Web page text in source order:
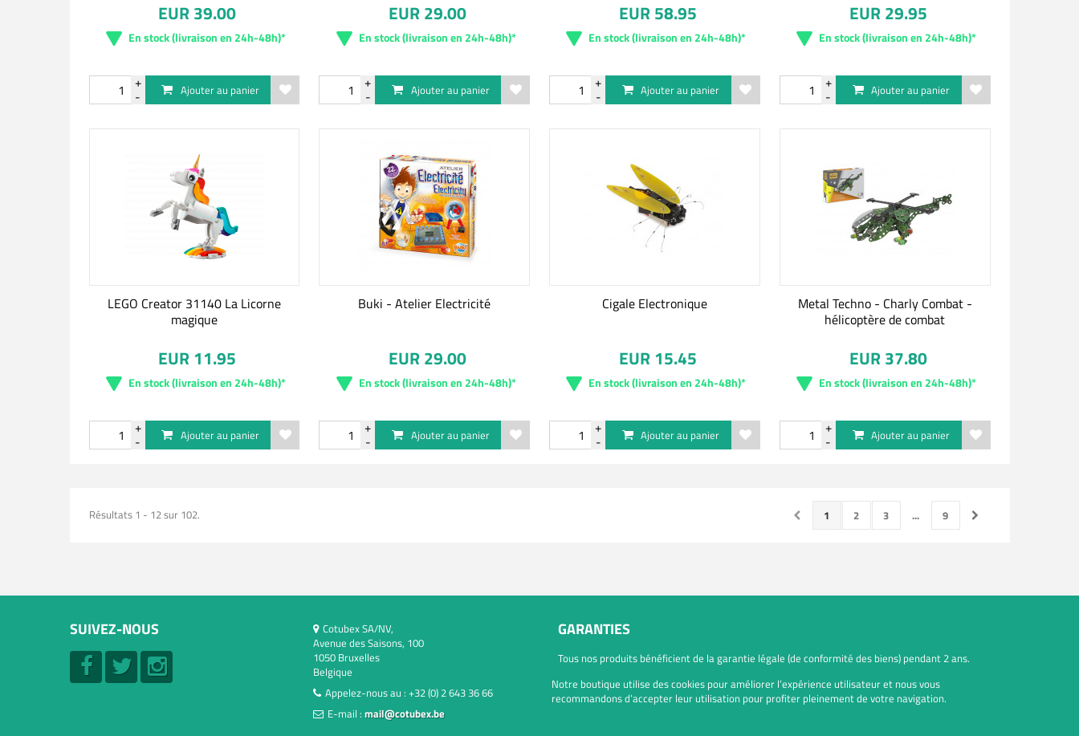
EUR 39.00
En stock (livraison en 24h-48h)*
Ajouter au panier
EUR 29.00
En stock (livraison en 24h-48h)*
Ajouter au panier
EUR 58.95
En stock (livraison en 24h-48h)*
Ajouter au panier
EUR 29.95
En stock (livraison en 24h-48h)*
Ajouter au panier
LEGO Creator 31140 La Licorne
magique
EUR 11.95
En stock (livraison en 24h-48h)*
Ajouter au panier
Buki - Atelier Electricité
EUR 29.00
En stock (livraison en 24h-48h)*
Ajouter au panier
Cigale Electronique
EUR 15.45
En stock (livraison en 24h-48h)*
Ajouter au panier
Metal Techno - Charly Combat -
hélicoptère de combat
EUR 37.80
En stock (livraison en 24h-48h)*
Ajouter au panier
1 2 3 ... 9
Résultats 1 - 12 sur 102.
SUIVEZ-NOUS GARANTIES
Tous nos produits bénéficient de la garantie légale (de conformité des biens) pendant 2 ans.
Cotubex SA/NV,
Avenue des Saisons, 100
1050 Bruxelles
Belgique
Appelez-nous au : +32 (0) 2 643 36 66
E-mail : mail@cotubex.be
Notre boutique utilise des cookies pour améliorer l’expérience utilisateur et nous vous
recommandons d’accepter leur utilisation pour profiter pleinement de votre navigation.